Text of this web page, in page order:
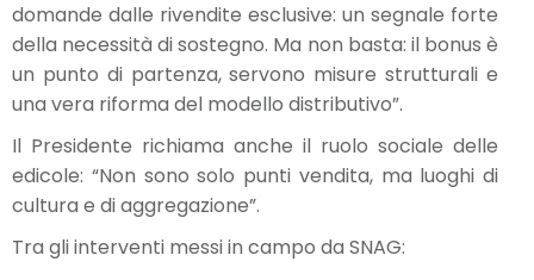
domande dalle rivendite esclusive: un segnale forte
della necessità di sostegno. Ma non basta: il bonus è
un punto di partenza, servono misure strutturali e
una vera riforma del modello distributivo”.
Il Presidente richiama anche il ruolo sociale delle
edicole: “Non sono solo punti vendita, ma luoghi di
cultura e di aggregazione”.
Tra gli interventi messi in campo da SNAG: